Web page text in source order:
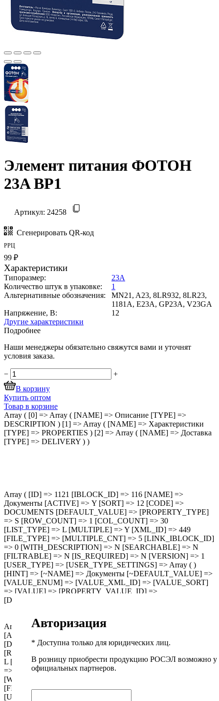
Элемент питания ФОТОН
23A BP1
Артикул: 24258
Сгенерировать QR-код
РРЦ
99 ₽
Характеристики
Типоразмер:
23A
Количество штук в упаковке:
1
Альтернативные обозначения:
MN21, A23, 8LR932, 8LR23,
1181A, E23A, GP23A, V23GA
Напряжение, В:
12
Другие характеристики
Подробнее
Наши менеджеры обязательно свяжутся вами и уточнят
условия заказа.
−
+
В корзину
Купить оптом
Товар в корзине
Array ( [0] => Array ( [NAME] => Описание [TYPE] =>
DESCRIPTION ) [1] => Array ( [NAME] => Характеристики
[TYPE] => PROPERTIES ) [2] => Array ( [NAME] => Доставка
[TYPE] => DELIVERY ) )
Array ( [ID] => 1121 [IBLOCK_ID] => 116 [NAME] =>
Документы [ACTIVE] => Y [SORT] => 12 [CODE] =>
DOCUMENTS [DEFAULT_VALUE] => [PROPERTY_TYPE]
=> S [ROW_COUNT] => 1 [COL_COUNT] => 30
[LIST_TYPE] => L [MULTIPLE] => Y [XML_ID] => 449
[FILE_TYPE] => [MULTIPLE_CNT] => 5 [LINK_IBLOCK_ID]
=> 0 [WITH_DESCRIPTION] => N [SEARCHABLE] => N
[FILTRABLE] => N [IS_REQUIRED] => N [VERSION] => 1
[USER_TYPE] => [USER_TYPE_SETTINGS] => Array ( )
[HINT] => [~NAME] => Документы [~DEFAULT_VALUE] =>
[VALUE_ENUM] => [VALUE_XML_ID] => [VALUE_SORT]
=> [VALUE] => [PROPERTY_VALUE_ID] =>
[DESCRIPTION] => [~DESCRIPTION] => [~VALUE] => )
Array ( [ID] => 1120 [IBLOCK_ID] => 116 [NAME] => Файлы
[ACTIVE] => Y [SORT] => 11 [CODE] => FILES
[DEFAULT_VALUE] => [PROPERTY_TYPE] => F
[ROW_COUNT] => 1 [COL_COUNT] => 30 [LIST_TYPE] =>
L [MULTIPLE] => Y [XML_ID] => CML2_FILES [FILE_TYPE]
=> [MULTIPLE_CNT] => 1 [LINK_IBLOCK_ID] => 0
[WITH_DESCRIPTION] => Y [SEARCHABLE] => N
[FILTRABLE] => N [IS_REQUIRED] => N [VERSION] => 1
[USER_TYPE] => [USER_TYPE_SETTINGS] => Array ( )
Авторизация
* Доступна только для юридических лиц.
В розницу приобрести продукцию РОСЭЛ возможно у
официальных партнеров.